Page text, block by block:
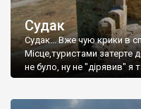
Судак
Судак... Вже чую крики в
Місце,туристами
не було, ну не "дірявив" я